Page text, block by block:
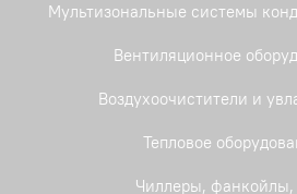
Мультизональные системы
Вентиляционное
Воздухоочистители и
Тепловое
Чиллеры,